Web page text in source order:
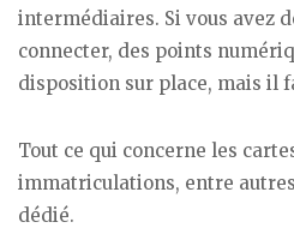
intermédiaires. Si vous avez
connecter, des points
disposition sur place, mais il
Tout ce qui concerne les
immatriculations, entre
dédié.